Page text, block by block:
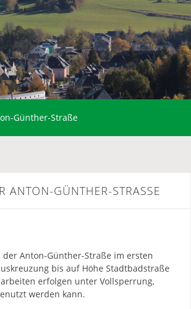
Günther-Straße
GÜNTHER-STRASSE
Anton-Günther-Straße im ersten
bis auf Höhe Stadtbadstraße
erfolgen unter Vollsperrung,
werden kann.